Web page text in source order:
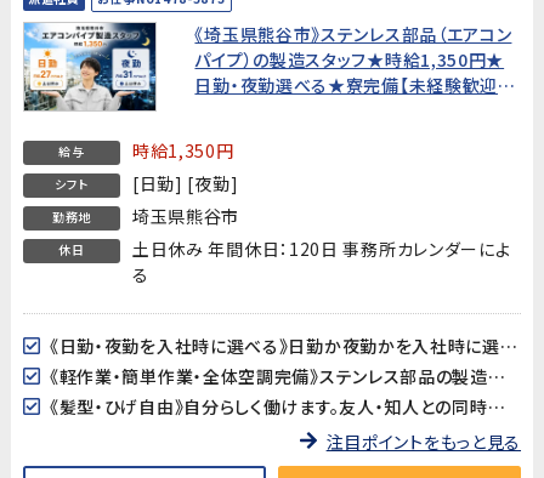
《埼玉県熊谷市》ステンレス部品（エアコン
パイプ）の製造スタッフ★時給1,350円★
日勤・夜勤選べる★寮完備【未経験歓迎・
給与 時給1,350円
シフト [日勤] [夜勤]
勤務地 埼玉県熊谷市
休日
土日休み 年間休日：120日 事務所カレンダーによ
る
《日勤・夜勤を入社時に選べる》日勤か夜勤かを入社時に選択できます。生活スタイルに合わせて働き方を決められるので、自分のペースで長く続けられます。夜勤専属の場合は月収約317,330円も目指せます。
《軽作業・簡単作業・全体空調完備》ステンレス部品の製造ですが、軽作業・簡単作業が中心です。全体空調が完備されているため、夏も冬も快適な環境で働けます。
《髪型・ひげ自由》自分らしく働けます。友人・知人との同時応募も歓迎します。
注目ポイントをもっと見る